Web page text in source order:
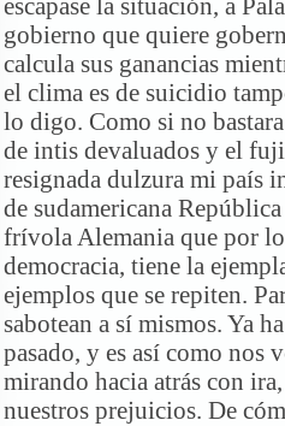
escapase la situación, a
gobierno que quiere
calcula sus ganancias
el clima es de suicidio
lo digo. Como si no
de intis devaluados y el
resignada dulzura mi país
de sudamericana
frívola Alemania que por
democracia, tiene la
ejemplos que se repiten.
sabotean a sí mismos. Ya
pasado, y es así como nos
mirando hacia atrás con
nuestros prejuicios. De